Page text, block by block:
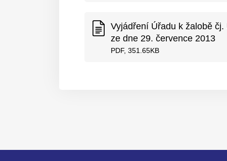
Vyjádření Úřadu k žalobě
ze dne 29. července 2013
PDF, 351.65KB